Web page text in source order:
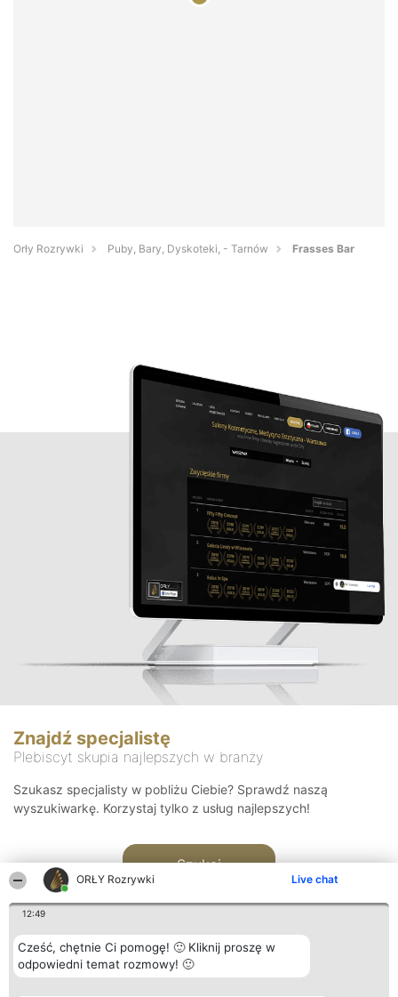
ORŁY Rozrywki Live chat
12:49
Cześć, chętnie Ci pomogę! 🙂 Kliknij proszę w
odpowiedni temat rozmowy! 🙂
Orły Rozrywki Puby, Bary, Dyskoteki, - Tarnów Frasses Bar
Znajdź specjalistę
Plebiscyt skupia najlepszych w branży
Szukasz specjalisty w pobliżu Ciebie? Sprawdź naszą
wyszukiwarkę. Korzystaj tylko z usług najlepszych!
Szukaj